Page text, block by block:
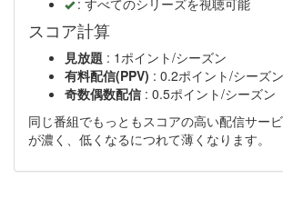
を入れ替えて配信中
: すべてのシリーズを視聴可能
スコア計算
見放題: 1ポイント/シーズン
有料配信(PPV) : 0.2ポイント/シーズン
奇数偶数配信 : 0.5ポイント/シーズン
同じ番組でもっともスコアの高い配信サービ